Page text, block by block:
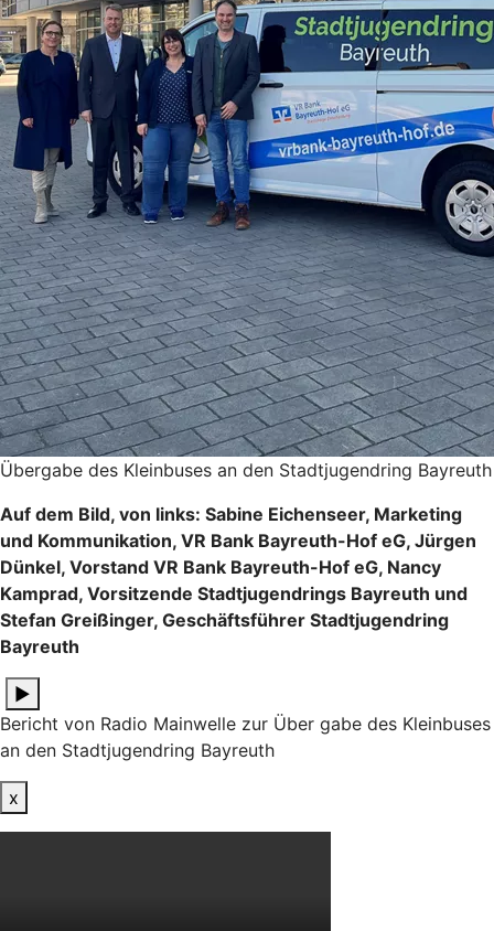
Übergabe des Kleinbuses an den Stadtjugendring Bayreuth
Auf dem Bild, von links: Sabine Eichenseer, Marketing
und Kommunikation, VR Bank Bayreuth-Hof eG, Jürgen
Dünkel, Vorstand VR Bank Bayreuth-Hof eG, Nancy
Kamprad, Vorsitzende Stadtjugendrings Bayreuth und
Stefan Greißinger, Geschäftsführer Stadtjugendring
Bayreuth
▶
Bericht von Radio Mainwelle zur Über gabe des Kleinbuses
an den Stadtjugendring Bayreuth
x